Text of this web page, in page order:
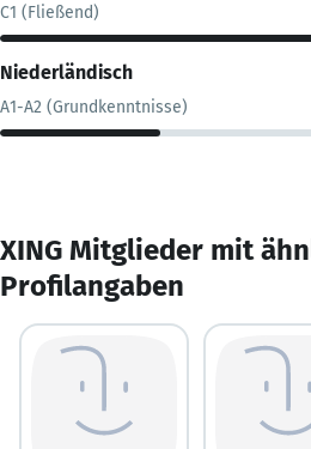
C1 (Fließend)
Niederländisch
A1-A2 (Grundkenntnisse)
XING Mitglieder mit
Profilangaben